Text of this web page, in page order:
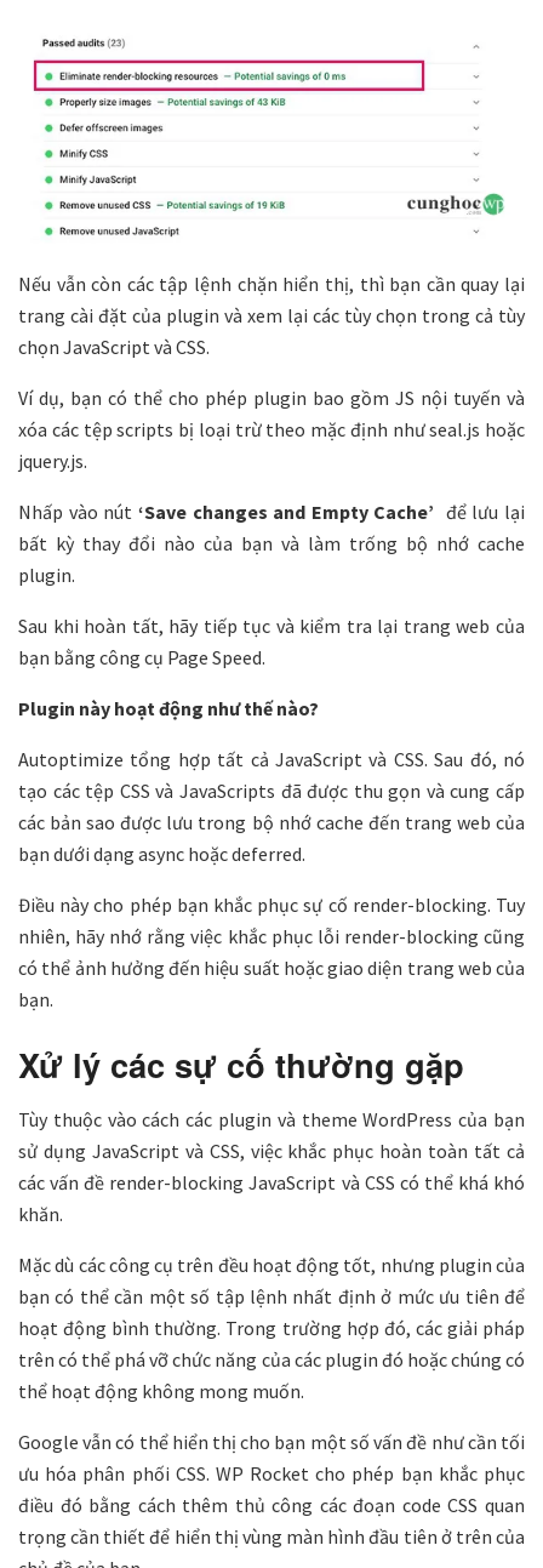
Nếu vẫn còn các tập lệnh chặn hiển thị, thì bạn cần quay lại
trang cài đặt của plugin và xem lại các tùy chọn trong cả tùy
chọn JavaScript và CSS.
Ví dụ, bạn có thể cho phép plugin bao gồm JS nội tuyến và
xóa các tệp scripts bị loại trừ theo mặc định như seal.js hoặc
jquery.js.
Nhấp vào nút ‘Save changes and Empty Cache’ để lưu lại
bất kỳ thay đổi nào của bạn và làm trống bộ nhớ cache
plugin.
Sau khi hoàn tất, hãy tiếp tục và kiểm tra lại trang web của
bạn bằng công cụ Page Speed.
Plugin này hoạt động như thế nào?
Autoptimize tổng hợp tất cả JavaScript và CSS. Sau đó, nó
tạo các tệp CSS và JavaScripts đã được thu gọn và cung cấp
các bản sao được lưu trong bộ nhớ cache đến trang web của
bạn dưới dạng async hoặc deferred.
Điều này cho phép bạn khắc phục sự cố render-blocking. Tuy
nhiên, hãy nhớ rằng việc khắc phục lỗi render-blocking cũng
có thể ảnh hưởng đến hiệu suất hoặc giao diện trang web của
bạn.
Xử lý các sự cố thường gặp
Tùy thuộc vào cách các plugin và theme WordPress của bạn
sử dụng JavaScript và CSS, việc khắc phục hoàn toàn tất cả
các vấn đề render-blocking JavaScript và CSS có thể khá khó
khăn.
Mặc dù các công cụ trên đều hoạt động tốt, nhưng plugin của
bạn có thể cần một số tập lệnh nhất định ở mức ưu tiên để
hoạt động bình thường. Trong trường hợp đó, các giải pháp
trên có thể phá vỡ chức năng của các plugin đó hoặc chúng có
thể hoạt động không mong muốn.
Google vẫn có thể hiển thị cho bạn một số vấn đề như cần tối
ưu hóa phân phối CSS. WP Rocket cho phép bạn khắc phục
điều đó bằng cách thêm thủ công các đoạn code CSS quan
trọng cần thiết để hiển thị vùng màn hình đầu tiên ở trên của